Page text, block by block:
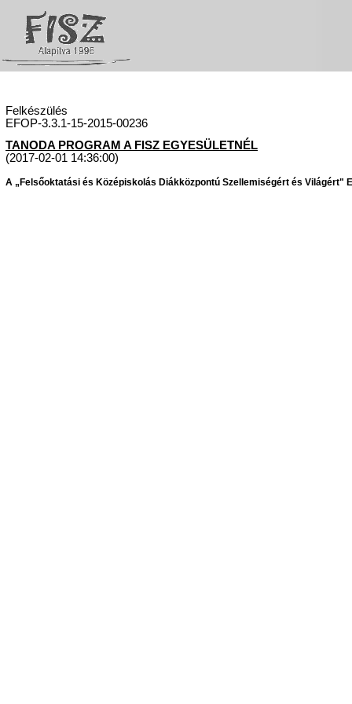
Felkészülés
EFOP-3.3.1-15-2015-00236
TANODA PROGRAM A FISZ EGYESÜLETNÉL
(2017-02-01 14:36:00)
A „Felsőoktatási és Középiskolás Diákközpontú Szellemiségért és Világért"